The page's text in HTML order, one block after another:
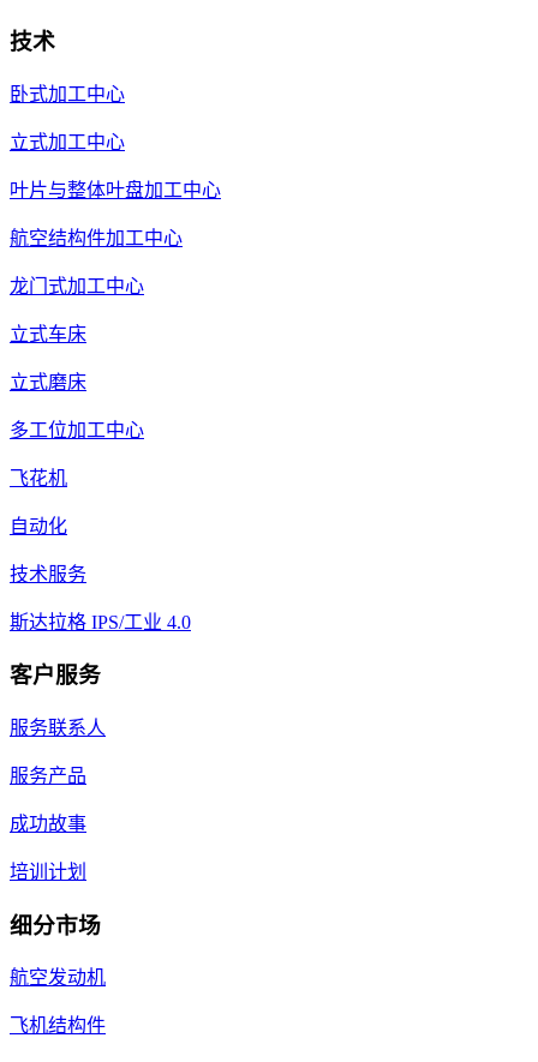
技术
卧式加工中心
立式加工中心
叶片与整体叶盘加工中心
航空结构件加工中心
龙门式加工中心
立式车床
立式磨床
多工位加工中心
飞花机
自动化
技术服务
斯达拉格 IPS/工业 4.0
客户服务
服务联系人
服务产品
成功故事
培训计划
细分市场
航空发动机
飞机结构件